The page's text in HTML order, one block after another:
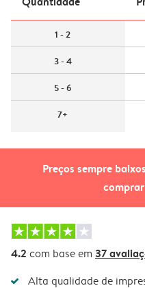
Preços sempre
1 - 2
3 - 4
5 - 6
7+
4.2 com base em 37
Alta qualidade de